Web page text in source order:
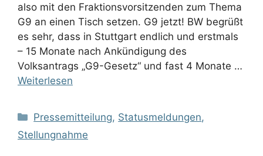
also mit den Fraktionsvorsitzenden zum Thema
G9 an einen Tisch setzen. G9 jetzt! BW begrüßt
es sehr, dass in Stuttgart endlich und erstmals
– 15 Monate nach Ankündigung des
Volksantrags „G9-Gesetz“ und fast 4 Monate …
Weiterlesen
Kategorien
Pressemitteilung, Statusmeldungen,
Stellungnahme